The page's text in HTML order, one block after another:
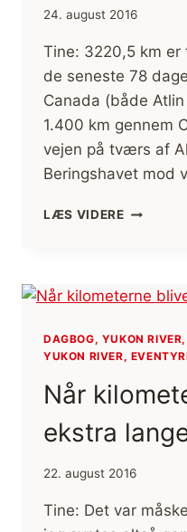
24. august 2016
Tine: 3220,5 km er
de seneste 78
Canada (både
1.400 km gennem
vejen på tværs af
Beringshavet mod
LÆS VIDERE
DAGBOG, YUKON
YUKON RIVER,
Når
ekstra
22. august 2016
Tine: Det var